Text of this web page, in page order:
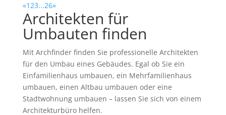
«123...26»
Architekten für
Umbauten finden
Mit Archfinder finden Sie professionelle Architekten
für den Umbau eines Gebäudes. Egal ob Sie ein
Einfamilienhaus umbauen, ein Mehrfamilienhaus
umbauen, einen Altbau umbauen oder eine
Stadtwohnung umbauen – lassen Sie sich von einem
Architekturbüro helfen.